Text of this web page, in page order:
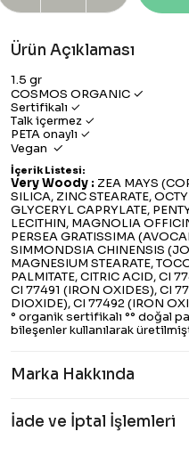
Ürün Açıklaması
1.5 gr
COSMOS ORGANIC ✓
Sertifikalı ✓
Talk içermez ✓
PETA onaylı ✓
Vegan ✓
İçerik Listesi:
Very Woody : ZEA MAYS
SILICA, ZINC STEARATE,
GLYCERYL CAPRYLATE,
LECITHIN, MAGNOLIA
PERSEA GRATISSIMA
SIMMONDSIA CHINENSIS
MAGNESIUM STEARATE,
PALMITATE, CITRIC ACID, CI
CI 77491 (IRON OXIDES), CI
DIOXIDE), CI 77492 (IRON
° organik sertifikalı °° doğal
bileşenler kullanılarak
Marka Hakkında
İade ve İptal İşlemleri